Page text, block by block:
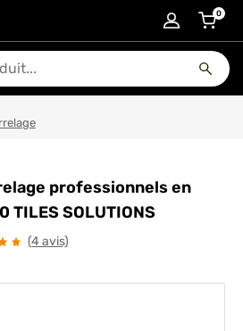
?
0article
professionnels en
TILES SOLUTIONS
(4 avis)